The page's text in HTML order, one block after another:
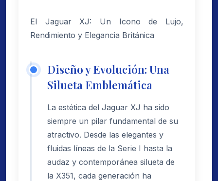
El Jaguar XJ: Un Icono de Lujo,
Rendimiento y Elegancia Británica
Diseño y Evolución: Una
Silueta Emblemática
La estética del Jaguar XJ ha sido
siempre un pilar fundamental de su
atractivo. Desde las elegantes y
fluidas líneas de la Serie I hasta la
audaz y contemporánea silueta de
la X351, cada generación ha